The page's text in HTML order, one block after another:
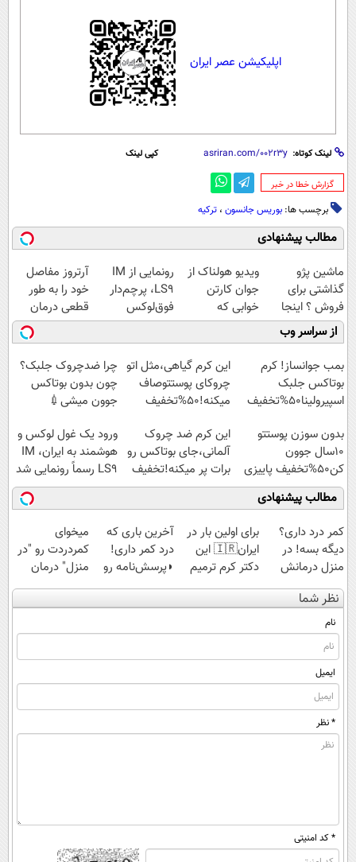
اپلیکیشن عصر ایران
لینک کوتاه: کپی لینک
‌گزارش خطا در خبر
برچسب ها: بوریس جانسون ، ترکیه
مطالب پیشنهادی
ماشین پژو
گذاشتی برای
فروش ؟ اینجا
سریع و راحت
بفروش
ویدیو هولناک از
جوان کارتن
خوابی که
میلیاردر شد.
آموزش رایگان
رونمایی از IM
LS9، پرچم‌دار
فوق‌لوکس
EREV وارد بازار
ایران شد
آرتروز مفاصل
خود را به طور
قطعی درمان
کنید!
◗پرسش‌نامه◖
از سراسر وب
بمب جوانساز! کرم
بوتاکس جلبک
اسپیرولینا50%تخفیف
این کرم گیاهی،مثل اتو
چروکای پوستتوصاف
میکنه!50%تخفیف
چرا ضدچروک جلبک؟
چون بدون بوتاکس
جوون میشی💉
بدون سوزن پوستتو
10سال جوون
کن50%تخفیف پاییزی
این کرم ضد چروک
آلمانی،جای بوتاکس رو
برات پر میکنه!تخفیف
تا امشب
ورود یک غول لوکس و
هوشمند به ایران، IM
LS9 رسماً رونمایی شد
مطالب پیشنهادی
کمر درد داری؟
دیگه بسه! در
منزل درمانش
کن
(◀پرسش‌نامه)
برای اولین بار در
ایران🇮🇷 این
دکتر کرم ترمیم
کننده 23 روزه
ساخت!
آخرین باری که
درد کمر داری!
◗پرسش‌نامه رو
پر کن◖
میخوای
کمردردت رو "در
منزل" درمان
کنی؟ (◂فیلم +
◂پرسش‌نامه)
نظر شما
نام
ایمیل
* نظر
* کد امنیتی